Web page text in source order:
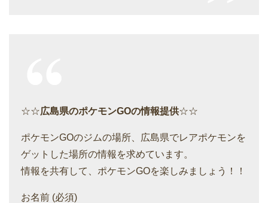
☆☆広島県のポケモンGOの情報提供☆☆
ポケモンGOのジムの場所、広島県でレアポケモンを
ゲットした場所の情報を求めています。
情報を共有して、ポケモンGOを楽しみましょう！！
お名前 (必須)